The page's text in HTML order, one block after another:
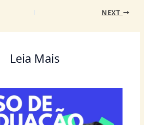
NEXT
Leia Mais